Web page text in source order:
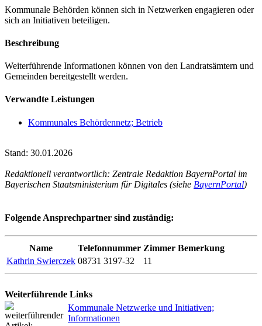
Kommunale Behörden können sich in Netzwerken engagieren oder
sich an Initiativen beteiligen.
Beschreibung
Weiterführende Informationen können von den Landratsämtern und
Gemeinden bereitgestellt werden.
Verwandte Leistungen
Kommunales Behördennetz; Betrieb
Stand: 30.01.2026
Redaktionell verantwortlich: Zentrale Redaktion BayernPortal im
Bayerischen Staatsministerium für Digitales (siehe BayernPortal)
Folgende Ansprechpartner sind zuständig:
Name Telefonnummer Zimmer Bemerkung
Kathrin Swierczek 08731 3197-32 11
Weiterführende Links
Kommunale Netzwerke und Initiativen;
Informationen